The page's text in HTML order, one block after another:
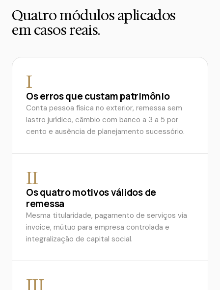
Quatro módulos aplicados
em casos reais.
I
Os erros que custam patrimônio
Conta pessoa física no exterior, remessa sem
lastro jurídico, câmbio com banco a 3 a 5 por
cento e ausência de planejamento sucessório.
II
Os quatro motivos válidos de
remessa
Mesma titularidade, pagamento de serviços via
invoice, mútuo para empresa controlada e
integralização de capital social.